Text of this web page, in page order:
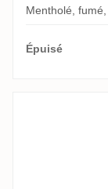
Mentholé,
Épuisé